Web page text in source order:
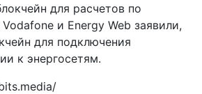
для расчетов по
и Energy Web заявили,
для подключения
к энергосетям.